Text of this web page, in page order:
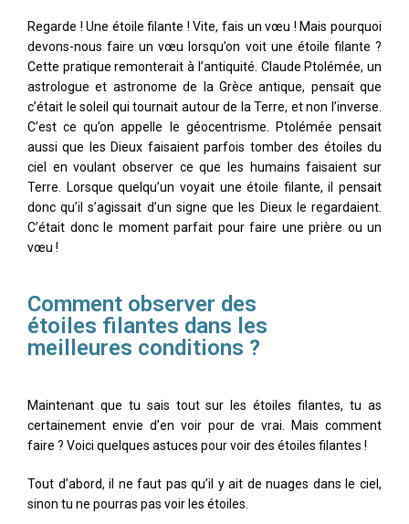
Regarde ! Une étoile filante ! Vite, fais un vœu ! Mais pourquoi
devons-nous faire un vœu lorsqu’on voit une étoile filante ?
Cette pratique remonterait à l’antiquité. Claude Ptolémée, un
astrologue et astronome de la Grèce antique, pensait que
c’était le soleil qui tournait autour de la Terre, et non l’inverse.
C’est ce qu’on appelle le géocentrisme. Ptolémée pensait
aussi que les Dieux faisaient parfois tomber des étoiles du
ciel en voulant observer ce que les humains faisaient sur
Terre. Lorsque quelqu’un voyait une étoile filante, il pensait
donc qu’il s’agissait d’un signe que les Dieux le regardaient.
C’était donc le moment parfait pour faire une prière ou un
vœu !
Comment observer des
étoiles filantes dans les
meilleures conditions ?
Maintenant que tu sais tout sur les étoiles filantes, tu as
certainement envie d’en voir pour de vrai. Mais comment
faire ? Voici quelques astuces pour voir des étoiles filantes !
Tout d’abord, il ne faut pas qu’il y ait de nuages dans le ciel,
sinon tu ne pourras pas voir les étoiles.